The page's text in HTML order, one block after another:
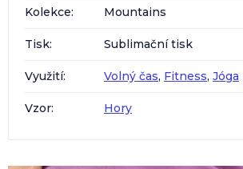
Kolekce: Mountains
Tisk: Sublimační tisk
Využití: Volný čas, Fitness, Jóga
Vzor: Hory